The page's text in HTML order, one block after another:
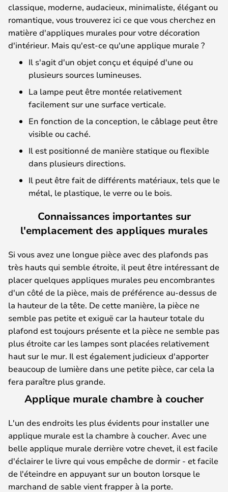
classique, moderne, audacieux, minimaliste, élégant ou
romantique, vous trouverez ici ce que vous cherchez en
matière d'appliques murales pour votre décoration
d'intérieur. Mais qu'est-ce qu'une applique murale ?
Il s'agit d'un objet conçu et équipé d'une ou
plusieurs sources lumineuses.
La lampe peut être montée relativement
facilement sur une surface verticale.
En fonction de la conception, le câblage peut être
visible ou caché.
Il est positionné de manière statique ou flexible
dans plusieurs directions.
Il peut être fait de différents matériaux, tels que le
métal, le plastique, le verre ou le bois.
Connaissances importantes sur
l'emplacement des appliques murales
Si vous avez une longue pièce avec des plafonds pas
très hauts qui semble étroite, il peut être intéressant de
placer quelques appliques murales peu encombrantes
d'un côté de la pièce, mais de préférence au-dessus de
la hauteur de la tête. De cette manière, la pièce ne
semble pas petite et exiguë car la hauteur totale du
plafond est toujours présente et la pièce ne semble pas
plus étroite car les lampes sont placées relativement
haut sur le mur. Il est également judicieux d'apporter
beaucoup de lumière dans une petite pièce, car cela la
fera paraître plus grande.
Applique murale chambre à coucher
L'un des endroits les plus évidents pour installer une
applique murale est la chambre à coucher. Avec une
belle applique murale derrière votre chevet, il est facile
d'éclairer le livre qui vous empêche de dormir - et facile
de l'éteindre en appuyant sur un bouton lorsque le
marchand de sable vient frapper à la porte.